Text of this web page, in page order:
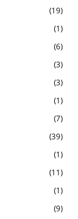
19
1
6
3
3
1
7
39
1
11
1
9